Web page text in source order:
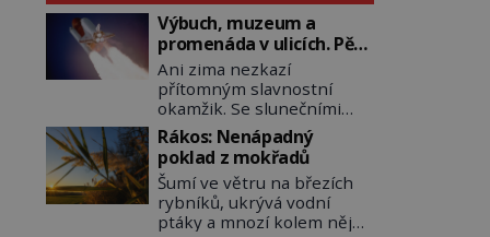
Výbuch, muzeum a
promenáda v ulicích. Pět
osudů nejslavnějších
raketoplánů
Ani zima nezkazí
přítomným slavnostní
okamžik. Se slunečními
brýlemi hledí na startující
raketu, která má do
vesmíru vynést kromě
posádky také obyčejnou
učitelku. Po několika
sekundách všem ztuhnou
Rákos: Nenápadný
poklad z mokřadů
Šumí ve větru na březích
rybníků, ukrývá vodní
ptáky a mnozí kolem něj